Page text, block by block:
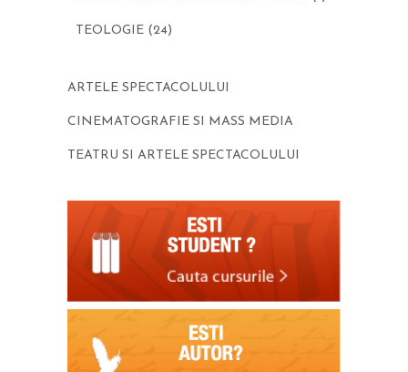
TEOLOGIE (24)
ARTELE SPECTACOLULUI
CINEMATOGRAFIE SI MASS MEDIA
TEATRU SI ARTELE SPECTACOLULUI